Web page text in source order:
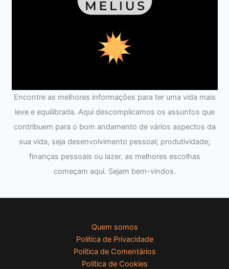
Encontre as melhores informações para ter uma vida mais
leve e equilibrada. Aqui descomplicamos os assuntos que
contribuem para o bom andamento de vários aspectos da
sua vida, seja desenvolvimento pessoal; produtividade;
finanças pessoais ou lazer, as melhores escolhas
começam aqui. Sejam bem-vindos.
Quem somos
Política de Privacidade
Política de Comentários
Política de Cookies